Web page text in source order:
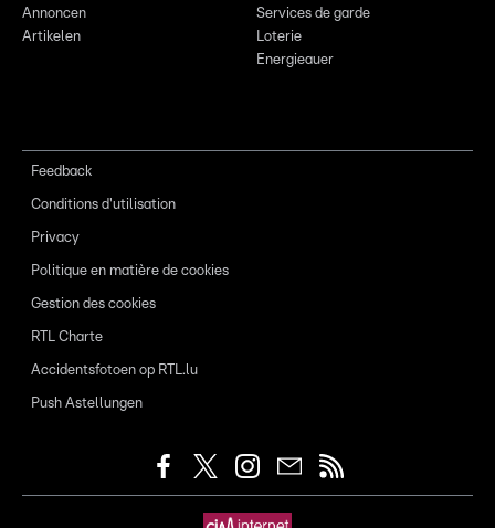
Annoncen
Artikelen
Services de garde
Loterie
Energieauer
Feedback
Conditions d'utilisation
Privacy
Politique en matière de cookies
Gestion des cookies
RTL Charte
Accidentsfotoen op RTL.lu
Push Astellungen